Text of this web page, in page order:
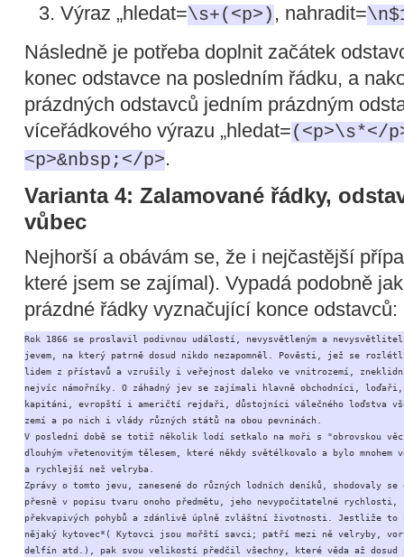
Výraz „hledat=\s+(<p>) , nahradit=
Následně je potřeba doplnit začátek
konec odstavce na posledním řádku, a
prázdných odstavců jedním prázdným
víceřádkového výrazu „hledat=(<p>\s*</
<p>&nbsp;</p>.
Varianta 4: Zalamované řádky,
vůbec
Nejhorší a obávám se, že i nejčastější
které jsem se zajímal). Vypadá podobně
prázdné řádky vyznačující konce odstavců:
Rok 1866 se proslavil podivnou událostí, nevysvětleným a
jevem, na který patrně dosud nikdo nezapomněl. Pověsti, jež se
lidem z přístavů a vzrušily i veřejnost daleko ve vnitrozemí,
nejvíc námořníky. O záhadný jev se zajímali hlavně obchodníci,
kapitáni, evropští i američtí rejdaři, důstojníci válečného loďstva
zemí a po nich i vlády různých států na obou pevninách.
V poslední době se totiž několik lodí setkalo na moři s "obrovskou
dlouhým vřetenovitým tělesem, které někdy světélkovalo a bylo
a rychlejší než velryba.
Zprávy o tomto jevu, zanesené do různých lodních deníků, shodovaly
přesně v popisu tvaru onoho předmětu, jeho nevypočitatelné rychlosti,
překvapivých pohybů a zdánlivě úplně zvláštní životnosti. Jestliže
nějaký kytovec*( Kytovci jsou mořští savci; patří mezi ně velryby,
delfín atd.), pak svou velikostí předčil všechny, které věda až dosud